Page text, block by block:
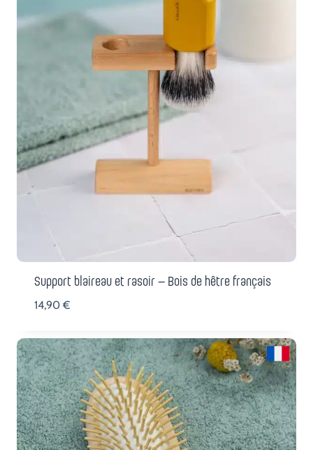
Support blaireau et rasoir – Bois de hêtre français
14,90€